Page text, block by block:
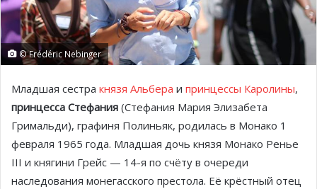
© Frédéric Nebinger
Младшая сестра князя Альбера и принцессы Каролины,
принцесса Стефания (Стефания Мария Элизабета
Гримальди), графиня Полиньяк, родилась в Монако 1
февраля 1965 года. Младшая дочь князя Монако Ренье
III и княгини Грейс — 14-я по счёту в очереди
наследования монегасского престола. Её крёстный отец